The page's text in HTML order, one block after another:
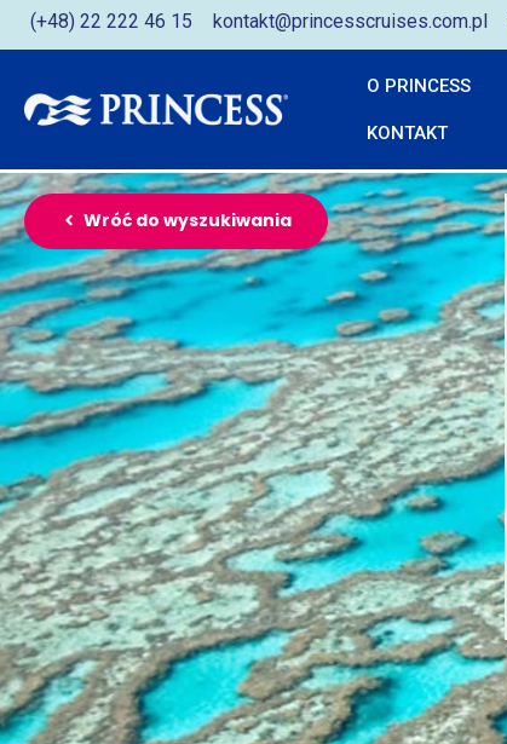
(+48) 22 222 46 15 kontakt@princesscruises.com.pl
O PRINCESS
KONTAKT
Wróć do wyszukiwania